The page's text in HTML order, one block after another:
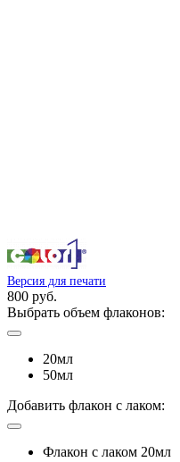
Версия для печати
800 руб.
Выбрать объем флаконов:
20мл
50мл
Добавить флакон с лаком:
Флакон с лаком 20мл